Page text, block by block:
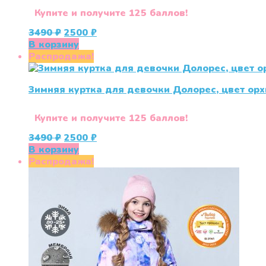
Купите и получите 125 баллов!
3490₽ Первоначальная
цена
составляла
3490 ₽.
2500 ₽Текущая
В корзину
Распродажа!
Зимняя куртка для девочки Долорес, цвет
Купите и получите 125 баллов!
3490₽ Первоначальная
цена
составляла
2500 ₽Текущая
В корзину
Распродажа!